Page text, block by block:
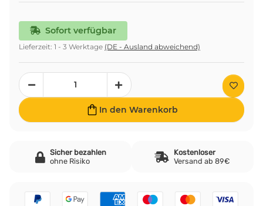
Sofort verfügbar
Lieferzeit: 1 - 3 Werktage (DE - Ausland abweichend)
In den Warenkorb
Sicher bezahlen
ohne Risiko
Kostenloser
Versand ab 89€